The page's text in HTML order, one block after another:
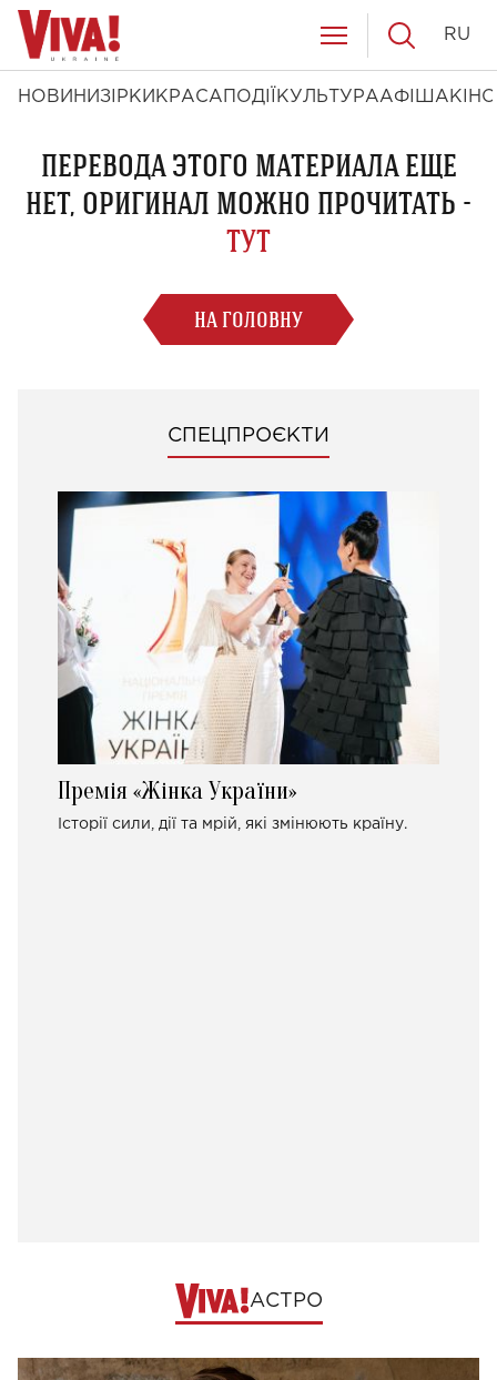
НОВИНИ ЗІРКИ КРАСА ПОДІЇ КУЛЬТУРААФІША КІНО
RU
ПЕРЕВОДА ЭТОГО МАТЕРИАЛА ЕЩЕ
НЕТ, ОРИГИНАЛ МОЖНО ПРОЧИТАТЬ -
ТУТ
НА ГОЛОВНУ
СПЕЦПРОЄКТИ
Премія «Жінка України»
Історії сили, дії та мрій, які змінюють країну.
АСТРО